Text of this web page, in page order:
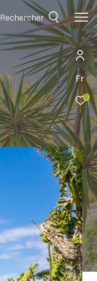
Fr
0
Rechercher